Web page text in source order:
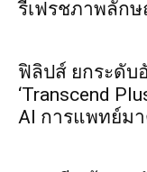
รีเฟรชภาพลัก
ฟิลิปส์ ยกระดับ
‘Transcend
AI การแพทย์ม